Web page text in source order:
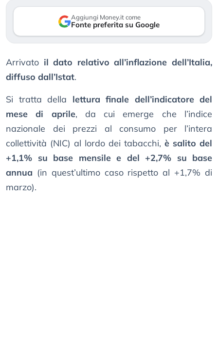
Aggiungi Money.it come
Fonte preferita su Google
Arrivato il dato relativo all’inflazione dell’Italia,
diffuso dall’Istat.
Si tratta della lettura finale dell’indicatore del
mese di aprile, da cui emerge che l’indice
nazionale dei prezzi al consumo per l’intera
collettività (NIC) al lordo dei tabacchi, è salito del
+1,1% su base mensile e del +2,7% su base
annua (in quest’ultimo caso rispetto al +1,7% di
marzo).